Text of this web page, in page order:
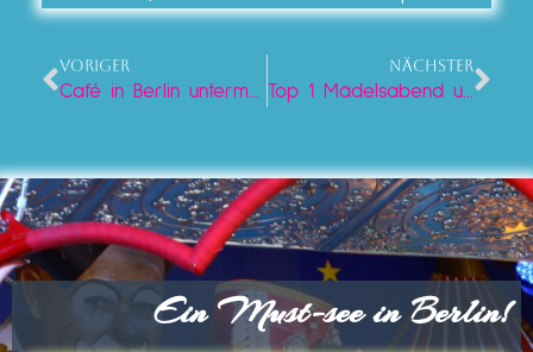
VORIGER
Café in Berlin unterm Fernsehturm
NÄCHSTER
Top 1 Mädelsabend unterm Fernsehturm
Ein Must-see in Berlin!